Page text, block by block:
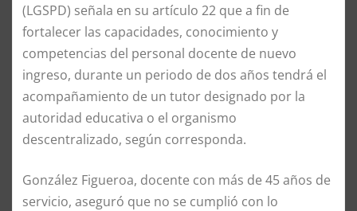
(LGSPD) señala en su artículo 22 que a fin de
fortalecer las capacidades, conocimiento y
competencias del personal docente de nuevo
ingreso, durante un periodo de dos años tendrá el
acompañamiento de un tutor designado por la
autoridad educativa o el organismo
descentralizado, según corresponda.
González Figueroa, docente con más de 45 años de
servicio, aseguró que no se cumplió con lo